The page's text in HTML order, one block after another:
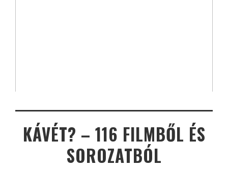
KÁVÉT? – 116 FILMBŐL ÉS
SOROZATBÓL